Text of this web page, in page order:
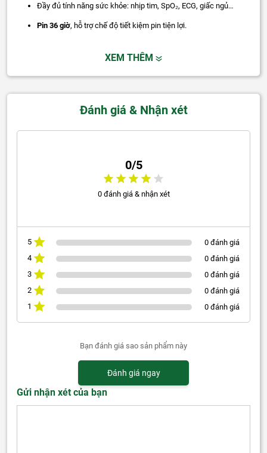
Đầy đủ tính năng sức khỏe: nhịp tim, SpO₂, ECG, giấc ngủ…
Pin 36 giờ, hỗ trợ chế độ tiết kiệm pin tiện lợi.
XEM THÊM
Đánh giá & Nhận xét
0/5
0 đánh giá & nhận xét
5
0 đánh giá
4
0 đánh giá
3
0 đánh giá
2
0 đánh giá
1
0 đánh giá
Bạn đánh giá sao sản phẩm này
Đánh giá ngay
Gửi nhận xét của bạn